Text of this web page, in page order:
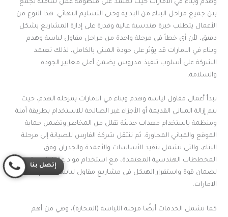
وهدم وبناء في الامارات حيث تعتمد على منظومة عمل شاملة تجمع
بين جميع مراحل البناء من البداية وحتى التسليم النهائي. هذا النوع من
الأعمال يتطلب خبرة هندسية عالية وقدرة على إدارة المشاريع بشكل
دقيق، لأن أي خطأ في مرحلة واحدة من مراحل مقاول لياسة وهدم
وبناء في الامارات قد يؤثر على جودة المبنى بالكامل، لذلك تعتمد
الشركة على أسلوب تنفيذ مدروس يضمن أعلى معايير الجودة
والسلامة.
تبدأ أعمال مقاول لياسة وهدم وبناء في الامارات بمرحلة الهدم، حيث
يتم إزالة المباني القديمة أو الأجزاء غير الصالحة للاستخدام بطريقة آمنة
ومنظمة باستخدام معدات حديثة تقلل من المخاطر وتضمن حماية
الموقع والمباني المجاورة. ثم تنتقل شركة الفارس للصيانة إلى مرحلة
البناء، والتي تشمل تنفيذ الأساسات والأعمدة والجدران وفق
المخططات الهندسية المعتمدة، مع استخدام مواد عالية الجودة
لضمان قوة واستقرار الهيكل في مشاريع مقاول لياسة وهدم وبناء في
الامارات.
كما تشمل الخدمات أيضًا مرحلة اللياسة (المحارة)، وهي من أهم
إتصل بنا